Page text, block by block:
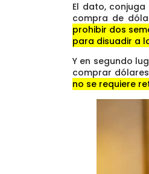
El dato,
compra de
prohibir dos
para disuadir a
Y en segundo
comprar
no se requiere